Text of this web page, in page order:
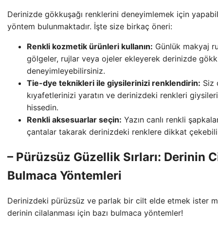
Derinizde gökkuşağı renklerini deneyimlemek için
yöntem bulunmaktadır. İşte size birkaç öneri:
Renkli kozmetik ürünleri kullanın: Günlük makyaj
gölgeler, rujlar veya ojeler ekleyerek derinizde
deneyimleyebilirsiniz.
Tie-dye teknikleri ile giysilerinizi renklendirin: Siz
kıyafetlerinizi yaratın ve derinizdeki renkleri
hissedin.
Renkli aksesuarlar seçin: Yazın canlı renkli
çantalar takarak derinizdeki renklere dikkat
– Pürüzsüz Güzellik Sırları: Derinin
Bulmaca Yöntemleri
Derinizdeki pürüzsüz ve parlak bir cilt elde etmek ister
derinin cilalanması için bazı bulmaca yöntemler!